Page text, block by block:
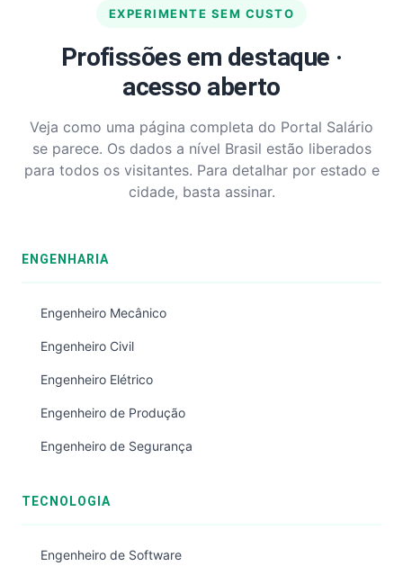
EXPERIMENTE SEM CUSTO
Profissões em destaque ·
acesso aberto
Veja como uma página completa do Portal Salário
se parece. Os dados a nível Brasil estão liberados
para todos os visitantes. Para detalhar por estado e
cidade, basta assinar.
ENGENHARIA
Engenheiro Mecânico
Engenheiro Civil
Engenheiro Elétrico
Engenheiro de Produção
Engenheiro de Segurança
TECNOLOGIA
Engenheiro de Software